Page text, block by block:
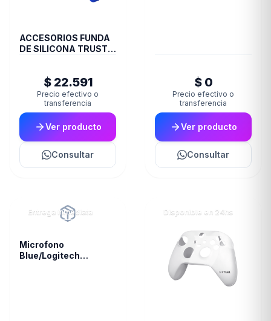
ACCESORIOS FUNDA
DE SILICONA TRUST
$ 22.591
Precio efectivo o
transferencia
Ver producto
Consultar
$ 0
Precio efectivo o
transferencia
Ver producto
Consultar
Entrega inmediata
Microfono
Blue/Logitech
Disponible en 24hs